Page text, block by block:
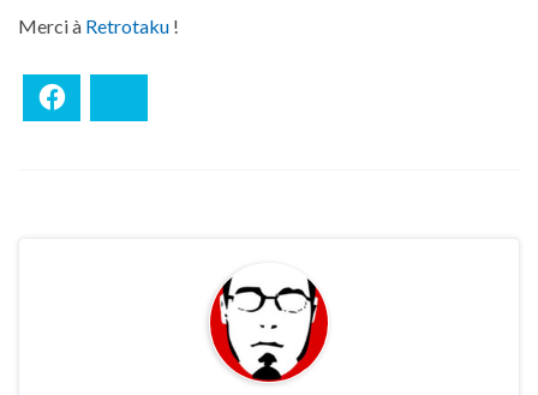
Merci à Retrotaku !